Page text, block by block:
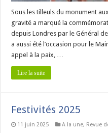
Sous les tilleuls du monument
gravité a marqué la
depuis Londres par le Général
a aussi été l’occasion pour le
appel à la paix, …
Lire la suite
Festivités 2025
11 juin 2025 A la une, Revue